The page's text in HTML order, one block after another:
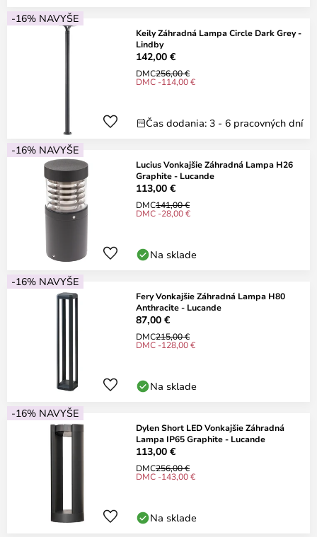
-16% NAVYŠE
Keily Záhradná Lampa Circle Dark Grey -
Lindby
142,00 €
DMC256,00 €
DMC -114,00 €
Čas dodania: 3 - 6 pracovných dní
-16% NAVYŠE
Lucius Vonkajšie Záhradná Lampa H26
Graphite - Lucande
113,00 €
DMC141,00 €
DMC -28,00 €
Na sklade
-16% NAVYŠE
Fery Vonkajšie Záhradná Lampa H80
Anthracite - Lucande
87,00 €
DMC215,00 €
DMC -128,00 €
Na sklade
-16% NAVYŠE
Dylen Short LED Vonkajšie Záhradná
Lampa IP65 Graphite - Lucande
113,00 €
DMC256,00 €
DMC -143,00 €
Na sklade